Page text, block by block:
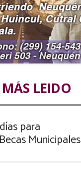
MÁS LEIDO
para
Municipales